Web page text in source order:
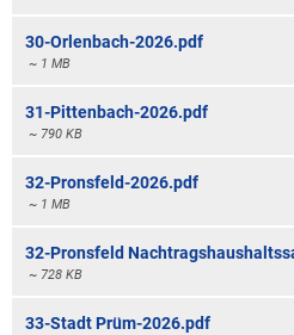
30-Orlenbach-2026.pdf
~ 1 MB
31-Pittenbach-2026.pdf
~ 790 KB
32-Pronsfeld-2026.pdf
~ 1 MB
32-Pronsfeld
~ 728 KB
33-Stadt Prüm-2026.pdf